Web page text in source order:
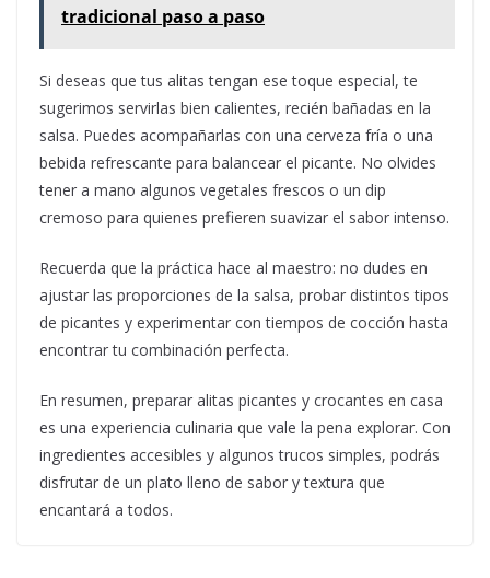
tradicional paso a paso
Si deseas que tus alitas tengan ese toque especial, te
sugerimos servirlas bien calientes, recién bañadas en la
salsa. Puedes acompañarlas con una cerveza fría o una
bebida refrescante para balancear el picante. No olvides
tener a mano algunos vegetales frescos o un dip
cremoso para quienes prefieren suavizar el sabor intenso.
Recuerda que la práctica hace al maestro: no dudes en
ajustar las proporciones de la salsa, probar distintos tipos
de picantes y experimentar con tiempos de cocción hasta
encontrar tu combinación perfecta.
En resumen, preparar alitas picantes y crocantes en casa
es una experiencia culinaria que vale la pena explorar. Con
ingredientes accesibles y algunos trucos simples, podrás
disfrutar de un plato lleno de sabor y textura que
encantará a todos.